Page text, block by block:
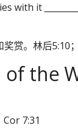
with it
奖赏。林后5:10
of the
7:31